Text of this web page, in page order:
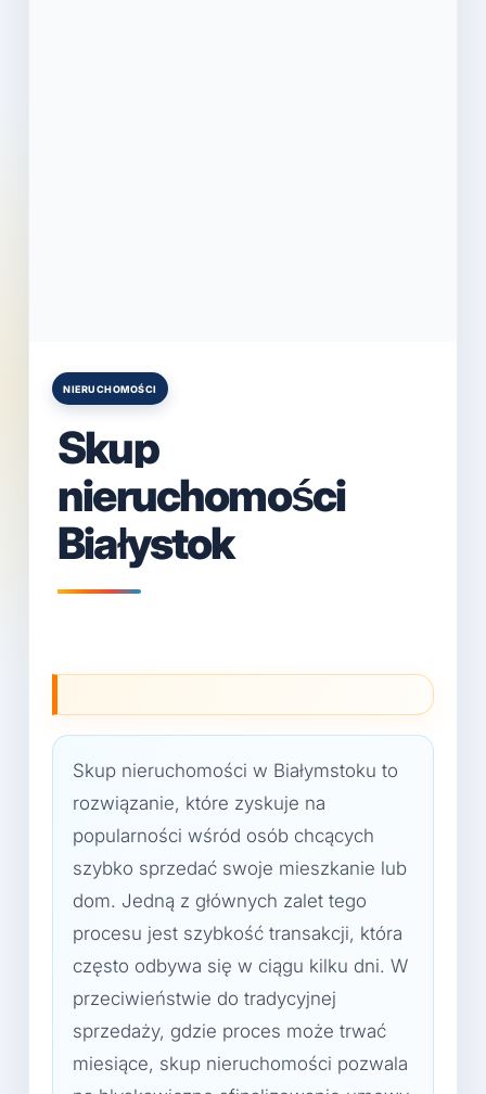
Posted
NIERUCHOMOŚCI
Skup
nieruchomości
Białystok
Skup nieruchomości w Białymstoku to
rozwiązanie, które zyskuje na
popularności wśród osób chcących
szybko sprzedać swoje mieszkanie lub
dom. Jedną z głównych zalet tego
procesu jest szybkość transakcji, która
często odbywa się w ciągu kilku dni. W
przeciwieństwie do tradycyjnej
sprzedaży, gdzie proces może trwać
miesiące, skup nieruchomości pozwala